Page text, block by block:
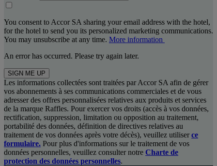
You consent to Accor SA sharing your email address with the hotel,
for the hotel to send you its personalized marketing communications.
You may unsubscribe at any time. More information
An error has occurred. Please try again later.
SIGN ME UP
Les informations collectées sont traitées par Accor SA afin de gérer
vos abonnements à ses communications commerciales et de vous
adresser des offres personnalisées relatives aux produits et services
de la marque Raffles. Pour exercer vos droits (accès à vos données,
rectification, suppression, limitation ou opposition au traitement,
portabilité des données, définition de directives relatives au
traitement de vos données après votre décès), veuillez utiliser ce
formulaire. Pour plus d'informations sur le traitement de vos
données personnelles, veuillez consulter notre Charte de
protection des données personnelles.